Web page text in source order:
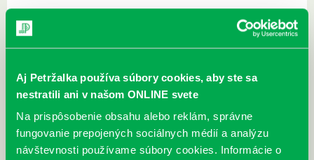
Aj Petržalka používa súbory cookies, aby ste sa
nestratili ani v našom ONLINE svete
Na prispôsobenie obsahu alebo reklám, správne
fungovanie prepojených sociálnych médií a analýzu
návštevnosti používame súbory cookies. Informácie o